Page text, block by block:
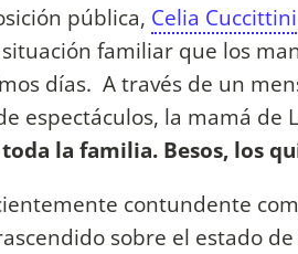
pública, Celia Cuccittini
familiar que los
días. A través de un
espectáculos, la mamá de
la familia. Besos, los
contundente
sobre el estado de